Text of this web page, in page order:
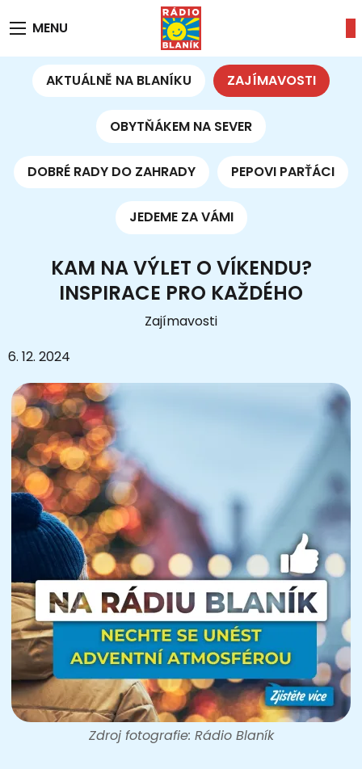
MENU
AKTUÁLNĚ NA BLANÍKU ZAJÍMAVOSTI
OBYTŇÁKEM NA SEVER
DOBRÉ RADY DO ZAHRADY PEPOVI PARŤÁCI
JEDEME ZA VÁMI
KAM NA VÝLET O VÍKENDU?
INSPIRACE PRO KAŽDÉHO
Zajímavosti
6. 12. 2024
Zdroj fotografie: Rádio Blaník